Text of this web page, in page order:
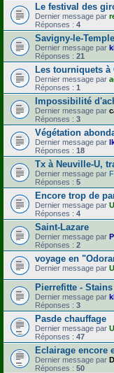
Le festival des
Dernier message par
Réponses : 4
Savigny-le-
Dernier message par
Réponses : 21
Les tourniquets à
Dernier message par
Réponses : 1
Impossibilité
Dernier message par
Réponses : 3
Végétation
Dernier message par
Réponses : 18
Tx à Neuville-U,
Dernier message par
Réponses : 5
Encore trop de
Dernier message par
Réponses : 4
Saint-Lazare
Dernier message par
Réponses : 2
voyage en
Dernier message par
Pierrefitte -
Dernier message par
Réponses : 3
Pasde chauffage
Dernier message par
Réponses : 47
Eclairage encore
Dernier message par
Réponses : 50